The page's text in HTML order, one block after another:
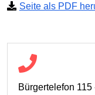
Seite als PDF
Bürgertelefon